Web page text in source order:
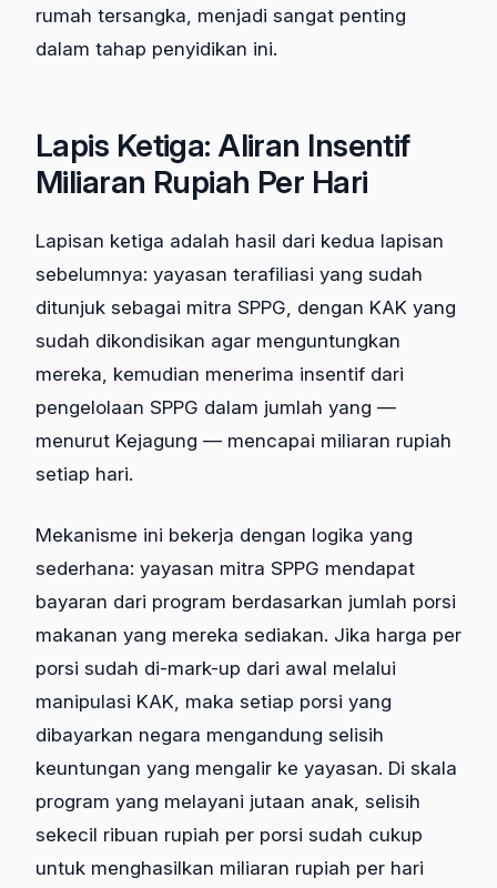
rumah tersangka, menjadi sangat penting
dalam tahap penyidikan ini.
Lapis Ketiga: Aliran Insentif
Miliaran Rupiah Per Hari
Lapisan ketiga adalah hasil dari kedua lapisan
sebelumnya: yayasan terafiliasi yang sudah
ditunjuk sebagai mitra SPPG, dengan KAK yang
sudah dikondisikan agar menguntungkan
mereka, kemudian menerima insentif dari
pengelolaan SPPG dalam jumlah yang —
menurut Kejagung — mencapai miliaran rupiah
setiap hari.
Mekanisme ini bekerja dengan logika yang
sederhana: yayasan mitra SPPG mendapat
bayaran dari program berdasarkan jumlah porsi
makanan yang mereka sediakan. Jika harga per
porsi sudah di-mark-up dari awal melalui
manipulasi KAK, maka setiap porsi yang
dibayarkan negara mengandung selisih
keuntungan yang mengalir ke yayasan. Di skala
program yang melayani jutaan anak, selisih
sekecil ribuan rupiah per porsi sudah cukup
untuk menghasilkan miliaran rupiah per hari